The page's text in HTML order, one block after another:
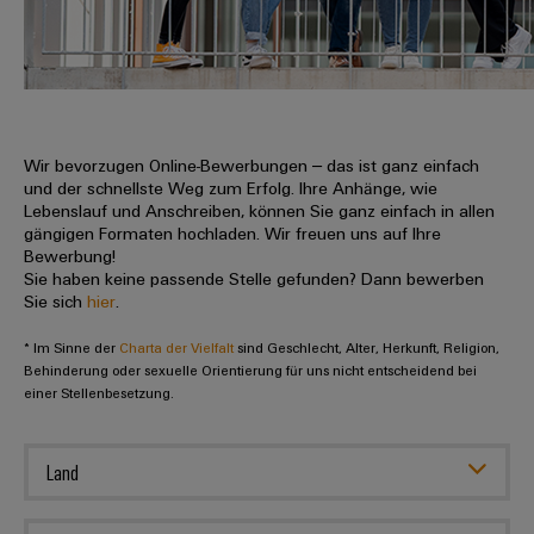
erlebbar
werden.
Datencenter
Produkte
für
Rechenzentren
–
effizient,
zuverlässig,
skalierbar
Energiespeicher
Lösungen
und
Anschlusstechnologie
DC-
u-
OS
Edge
Computing
Industrial
5G
Single
Leiterplattenklemmen
Gehäusesysteme
komponenten
Kabeleinführungssysteme
und
-
komponenten
Anschlussleitungen,
Patchkabel
Fast
Delivery
Beratung
und
digitale
Planung
easyConnect
-
Ihre
uns
Promotionfahrzeug
Distribution
Info
für
unsere
Partner
Vertrieb
Weidmüller
Zahlen
Unser
Vorstand
Nachhaltigkeit
Academy
People
Karriere
Stellen
für
Berufserfahrene
Für
Studierende
Werkstudententätigkeiten
Praktika
Abschlussarbeiten
Wir bevorzugen Online-Bewerbungen – das ist ganz einfach
und der schnellste Weg zum Erfolg. Ihre Anhänge, wie
Lebenslauf und Anschreiben, können Sie ganz einfach in allen
gängigen Formaten hochladen. Wir freuen uns auf Ihre
Bewerbung!
Sie haben keine passende Stelle gefunden? Dann bewerben
Sie sichhier
* Im Sinne der Charta der Vielfalt sind Geschlecht, Alter, Herkunft, Religion,
Behinderung oder sexuelle Orientierung für uns nicht entscheidend bei
einer Stellenbesetzung.
Land